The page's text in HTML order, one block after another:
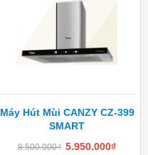
Máy Hút Mùi CANZY CZ-399
SMART
8.500.000₫ 5.950.000₫